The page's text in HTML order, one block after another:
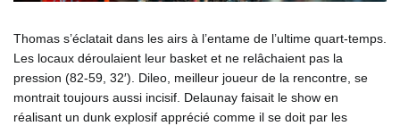
Thomas s’éclatait dans les airs à l’entame de l’ultime quart-temps.
Les locaux déroulaient leur basket et ne relâchaient pas la
pression (82-59, 32′). Dileo, meilleur joueur de la rencontre, se
montrait toujours aussi incisif. Delaunay faisait le show en
réalisant un dunk explosif apprécié comme il se doit par les